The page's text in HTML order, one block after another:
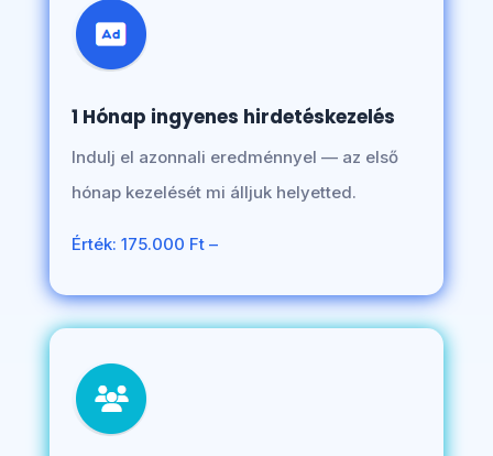
1 Hónap ingyenes hirdetéskezelés
Indulj el azonnali eredménnyel — az első
hónap kezelését mi álljuk helyetted.
Érték: 175.000 Ft –